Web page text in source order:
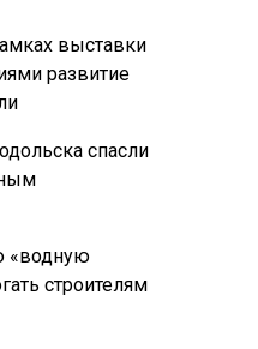
выставки
развитие
спасли
«водную
строителям